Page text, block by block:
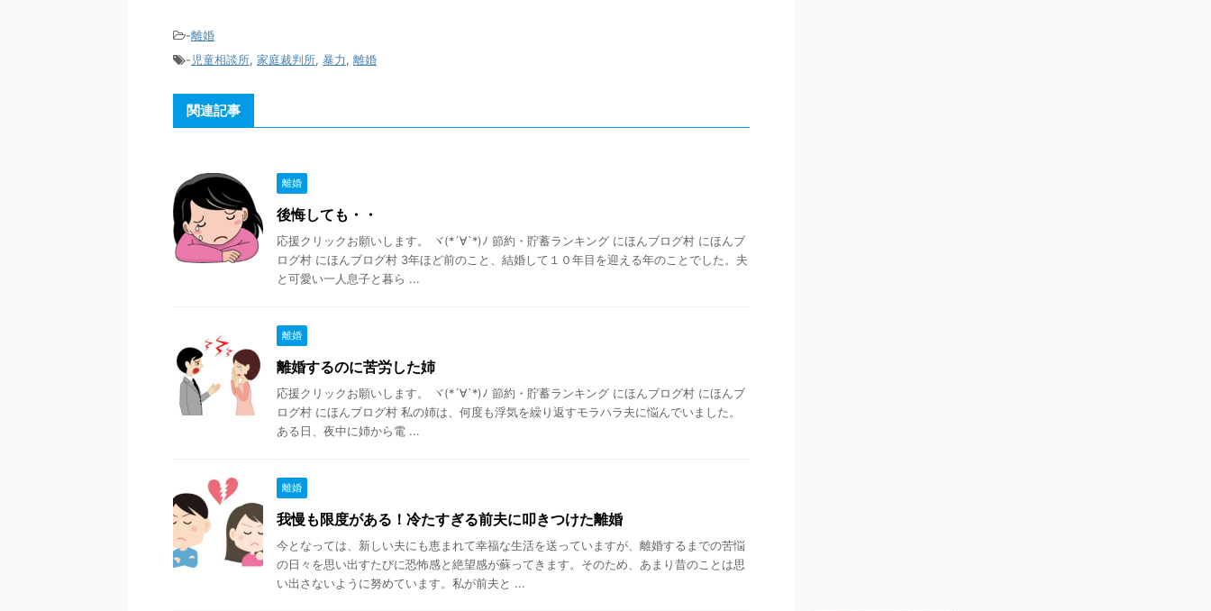
-離婚
-児童相談所, 家庭裁判所, 暴力, 離婚
関連記事
離婚
後悔しても・・
応援クリックお願いします。 ヾ(*´∀`*)ﾉ 節約・貯蓄ランキング にほんブログ村 にほんブ
ログ村 にほんブログ村 3年ほど前のこと、結婚して１０年目を迎える年のことでした。夫
と可愛い一人息子と暮ら ...
離婚
離婚するのに苦労した姉
応援クリックお願いします。 ヾ(*´∀`*)ﾉ 節約・貯蓄ランキング にほんブログ村 にほんブ
ログ村 にほんブログ村 私の姉は、何度も浮気を繰り返すモラハラ夫に悩んでいました。
ある日、夜中に姉から電 ...
離婚
我慢も限度がある！冷たすぎる前夫に叩きつけた離婚
今となっては、新しい夫にも恵まれて幸福な生活を送っていますが、離婚するまでの苦悩
の日々を思い出すたびに恐怖感と絶望感が蘇ってきます。そのため、あまり昔のことは思
い出さないように努めています。私が前夫と ...